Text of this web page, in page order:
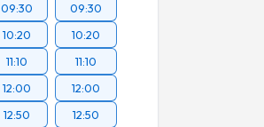
09:30
10:20
11:10
12:00
12:50
09:30
10:20
11:10
12:00
12:50